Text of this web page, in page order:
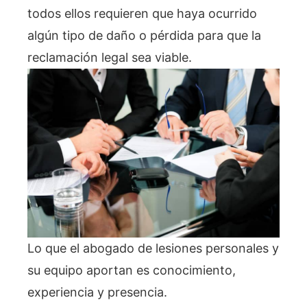
todos ellos requieren que haya ocurrido
algún tipo de daño o pérdida para que la
reclamación legal sea viable.
Lo que el abogado de lesiones personales y
su equipo aportan es conocimiento,
experiencia y presencia.